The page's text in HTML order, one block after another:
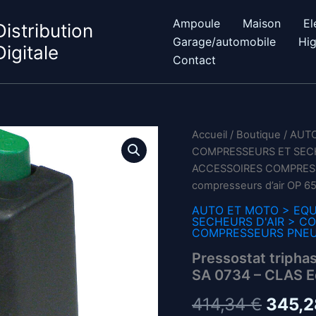
Ampoule Maison
Garage/automobile
Contact
Accueil / Boutique /
COMPRESSEURS ET
ACCESSOIRES
compresseurs d’air OP
AUTO ET MOTO >
SECHEURS D'AIR >
COMPRESSEURS
Pressostat
SA 0734 – CLAS
414,34€ Le